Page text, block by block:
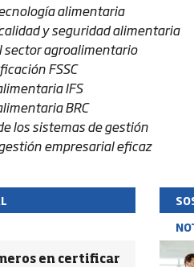
alimentaria
y seguridad alimentaria
sector agroalimentario
FSSC
IFS
BRC
los sistemas de gestión
empresarial eficaz
en certificar